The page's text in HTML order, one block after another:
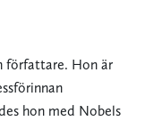
författare. Hon är
hon med Nobels